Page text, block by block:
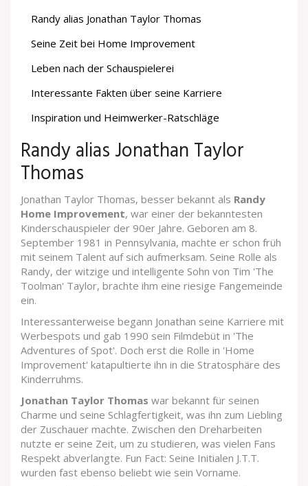
Randy alias Jonathan Taylor Thomas
Seine Zeit bei Home Improvement
Leben nach der Schauspielerei
Interessante Fakten über seine Karriere
Inspiration und Heimwerker-Ratschläge
Randy alias Jonathan Taylor
Thomas
Jonathan Taylor Thomas, besser bekannt als Randy
Home Improvement, war einer der bekanntesten
Kinderschauspieler der 90er Jahre. Geboren am 8.
September 1981 in Pennsylvania, machte er schon früh
mit seinem Talent auf sich aufmerksam. Seine Rolle als
Randy, der witzige und intelligente Sohn von Tim 'The
Toolman' Taylor, brachte ihm eine riesige Fangemeinde
ein.
Interessanterweise begann Jonathan seine Karriere mit
Werbespots und gab 1990 sein Filmdebüt in 'The
Adventures of Spot'. Doch erst die Rolle in 'Home
Improvement' katapultierte ihn in die Stratosphäre des
Kinderruhms.
Jonathan Taylor Thomas war bekannt für seinen
Charme und seine Schlagfertigkeit, was ihn zum Liebling
der Zuschauer machte. Zwischen den Dreharbeiten
nutzte er seine Zeit, um zu studieren, was vielen Fans
Respekt abverlangte. Fun Fact: Seine Initialen J.T.T.
wurden fast ebenso beliebt wie sein Vorname.